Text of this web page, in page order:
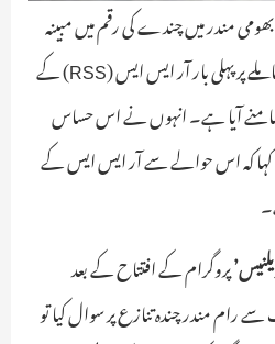
مندر میں چندے کی رقم میں مبینہ
چوری اور بے ضابطگیوں کے معاملے پر پہلی بار آر ایس ایس (RSS) کے
آیا ہے۔ انہوں نے اس حساس
کہا کہ اس حوالے سے آر ایس ایس کے
پروگرام کے افتتاح کے بعد
مندر چندہ تنازع پر سوال کیا تو